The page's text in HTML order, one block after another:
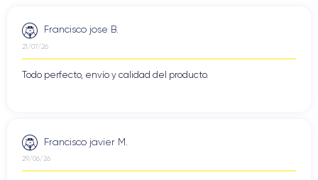
Francisco jose B.
21/07/26
Todo perfecto, envío y calidad del producto.
Francisco javier M.
29/06/26